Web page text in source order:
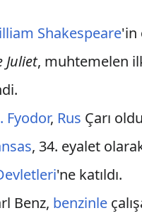
Shakespeare'in
Juliet, muhtemelen
Fyodor, Rus Çarı
, 34. eyalet
'ne katıldı.
Benz, benzinle